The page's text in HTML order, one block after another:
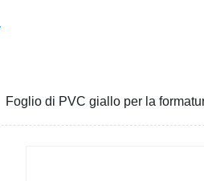
Foglio di PVC giallo per la